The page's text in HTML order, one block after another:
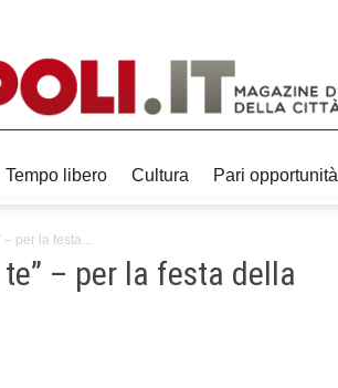
Tempo libero Cultura Pari opportunità
– per la festa...
– per la festa della